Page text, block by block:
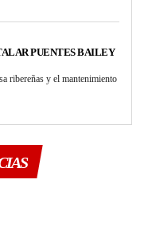
PUENTES BAILEY
ribereñas y el mantenimiento